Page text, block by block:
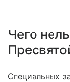
Чего
Специальных